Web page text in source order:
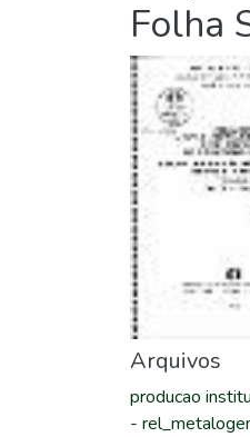
Folha
Arquivos
producao
-